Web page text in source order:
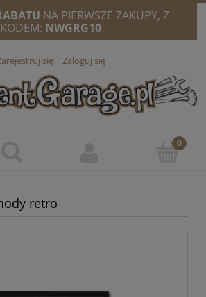
NA PIERWSZE ZAKUPY, Z
KODEM: NWGRG10
się Zaloguj się
retro